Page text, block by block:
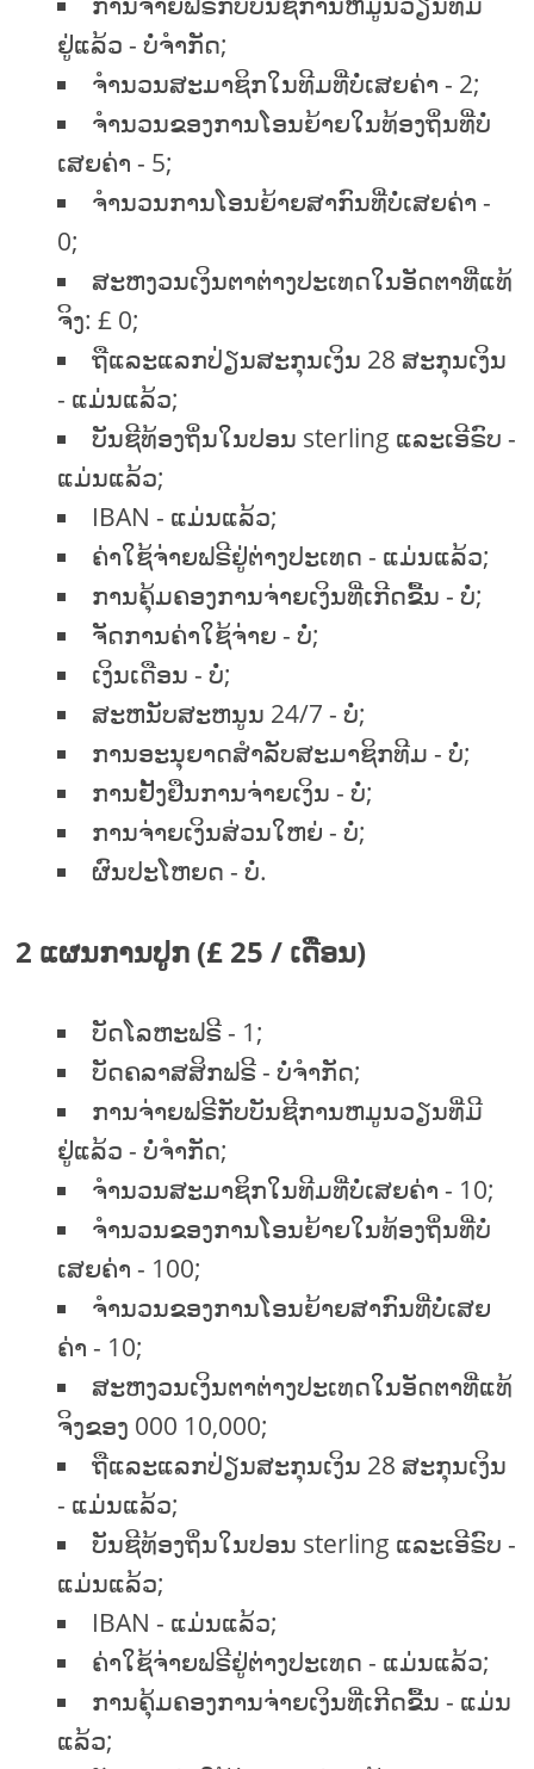
ຢູ່ແລ້ວ - ບໍ່ຈໍາກັດ;
ຈໍານວນສະມາຊິກໃນທີມທີ່ບໍ່ເສຍຄ່າ - 2;
ຈໍານວນຂອງການໂອນຍ້າຍໃນທ້ອງຖິ່ນທີ່ບໍ່
ເສຍຄ່າ - 5;
ຈໍານວນການໂອນຍ້າຍສາກົນທີ່ບໍ່ເສຍຄ່າ -
0;
ສະຫງວນເງິນຕາຕ່າງປະເທດໃນອັດຕາທີ່ແທ້
ຈິງ: £ 0;
ຖືແລະແລກປ່ຽນສະກຸນເງິນ 28 ສະກຸນເງິນ
- ແມ່ນແລ້ວ;
ບັນຊີທ້ອງຖິ່ນໃນປອນ sterling ແລະເອີຣົບ -
ແມ່ນແລ້ວ;
IBAN - ແມ່ນແລ້ວ;
ຄ່າໃຊ້ຈ່າຍຟຣີຢູ່ຕ່າງປະເທດ - ແມ່ນແລ້ວ;
ການຄຸ້ມຄອງການຈ່າຍເງິນທີ່ເກີດຂື້ນ - ບໍ່;
ຈັດການຄ່າໃຊ້ຈ່າຍ - ບໍ່;
ເງິນເດືອນ - ບໍ່;
ສະຫນັບສະຫນູນ 24/7 - ບໍ່;
ການອະນຸຍາດສໍາລັບສະມາຊິກທີມ - ບໍ່;
ການຢັ້ງຢືນການຈ່າຍເງິນ - ບໍ່;
ການຈ່າຍເງິນສ່ວນໃຫຍ່ - ບໍ່;
ຜົນປະໂຫຍດ - ບໍ່.
2 ແຜນການປູກ (£ 25 / ເດືອນ)
ບັດໂລຫະຟຣີ - 1;
ບັດຄລາສສິກຟຣີ - ບໍ່ຈໍາກັດ;
ການຈ່າຍຟຣີກັບບັນຊີການຫມູນວຽນທີ່ມີ
ຢູ່ແລ້ວ - ບໍ່ຈໍາກັດ;
ຈໍານວນສະມາຊິກໃນທີມທີ່ບໍ່ເສຍຄ່າ - 10;
ຈໍານວນຂອງການໂອນຍ້າຍໃນທ້ອງຖິ່ນທີ່ບໍ່
ເສຍຄ່າ - 100;
ຈໍານວນຂອງການໂອນຍ້າຍສາກົນທີ່ບໍ່ເສຍ
ຄ່າ - 10;
ສະຫງວນເງິນຕາຕ່າງປະເທດໃນອັດຕາທີ່ແທ້
ຈິງຂອງ 000 10,000;
ຖືແລະແລກປ່ຽນສະກຸນເງິນ 28 ສະກຸນເງິນ
- ແມ່ນແລ້ວ;
ບັນຊີທ້ອງຖິ່ນໃນປອນ sterling ແລະເອີຣົບ -
ແມ່ນແລ້ວ;
IBAN - ແມ່ນແລ້ວ;
ຄ່າໃຊ້ຈ່າຍຟຣີຢູ່ຕ່າງປະເທດ - ແມ່ນແລ້ວ;
ການຄຸ້ມຄອງການຈ່າຍເງິນທີ່ເກີດຂື້ນ - ແມ່ນ
ແລ້ວ;